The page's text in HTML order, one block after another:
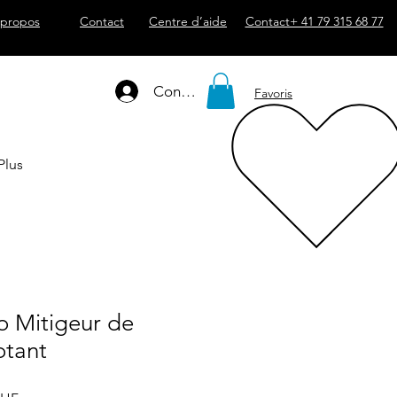
Contact Centre d’aide Contact+ 41 79 315 68 77
Connexion Favoris
Mitigeur de